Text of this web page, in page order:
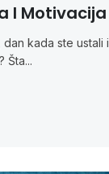
I Motivacija
kada ste ustali i
Šta...